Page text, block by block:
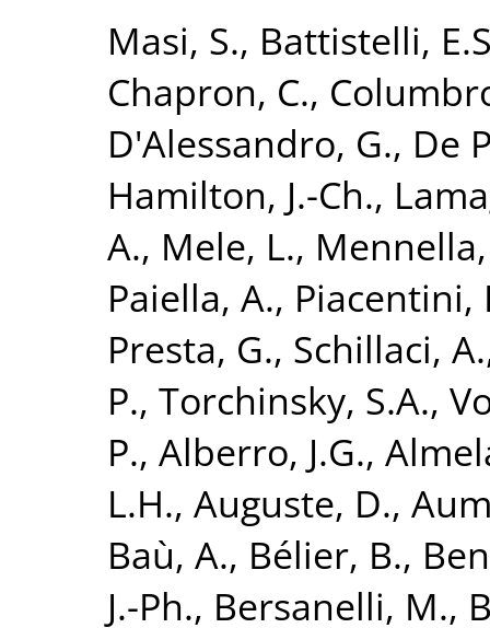
Masi, S., Battistelli,
Chapron, C.,
D'Alessandro, G., De
Hamilton, J.-Ch.,
A., Mele, L.,
Paiella, A., Piacentini,
Presta, G., Schillaci, A.
P., Torchinsky, S.A.,
P., Alberro, J.G.,
L.H., Auguste, D.,
Baù, A., Bélier, B.,
J.-Ph., Bersanelli, M.,